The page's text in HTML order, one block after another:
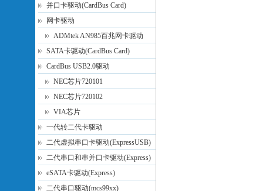
并口卡驱动(CardBus Card)
网卡驱动
ADMtek AN985百兆网卡驱动
SATA卡驱动(CardBus Card)
CardBus USB2.0驱动
NEC芯片720101
NEC芯片720102
VIA芯片
一代转二代卡驱动
二代虚拟串口卡驱动(ExpressUSB)
二代串口和串并口卡驱动(Express)
eSATA卡驱动(Express)
二代串口驱动(mcs99xx)